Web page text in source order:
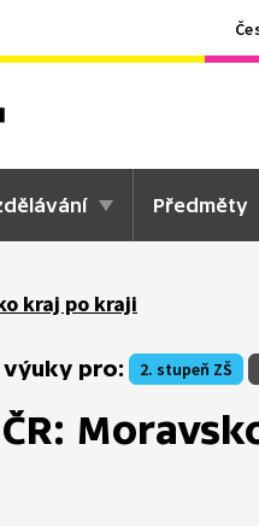
Předměty
kraj po kraji
pro: 2. stupeň ZŠ